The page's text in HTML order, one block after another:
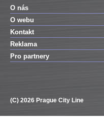
O nás
O webu
Kontakt
Reklama
Pro partnery
(C) 2026 Prague City Line